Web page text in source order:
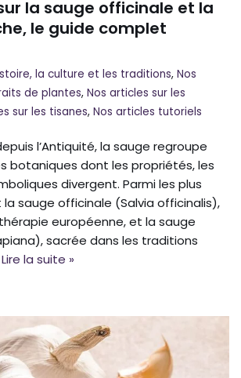
la sauge officinale et la
le guide complet
la culture et les traditions, Nos
de plantes, Nos articles sur les
sur les tisanes, Nos articles tutoriels
l’Antiquité, la sauge regroupe
botaniques dont les propriétés, les
divergent. Parmi les plus
sauge officinale (Salvia officinalis),
européenne, et la sauge
sacrée dans les traditions
Lire la suite »